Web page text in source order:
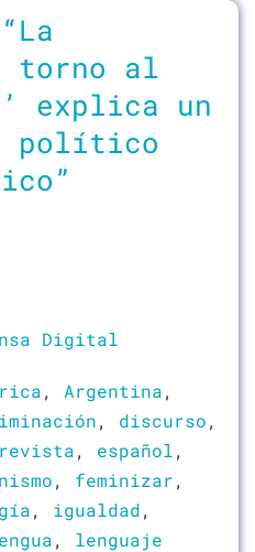
torno al
explica un
político
Digital
, Argentina,
, discurso,
, español,
, feminizar,
, igualdad,
, lenguaje
Página